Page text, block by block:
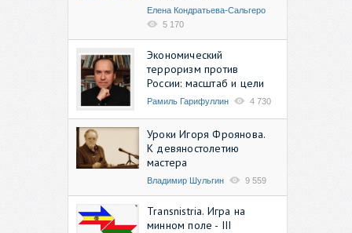
Елена Кондратьева-Сальгеро
5 170
Экономический
терроризм против
России: масштаб и цели
Рамиль Гарифуллин 4 730
Уроки Игоря Фроянова.
К девяностолетию
мастера
Владимир Шульгин 9 559
Transnistria. Игра на
минном поле - III